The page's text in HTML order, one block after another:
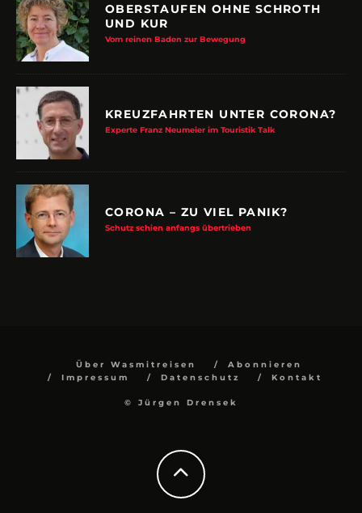
OBERSTAUFEN OHNE SCHROTH
UND KUR
Vom reinen Baden zur Bewegung
KREUZFAHRTEN UNTER CORONA?
Experte Franz Neumeier im Touristik Talk
CORONA – ZU VIEL PANIK?
Schutz schien anfangs übertrieben
Über Wasmitreisen
Abonnieren
Impressum
Datenschutz Kontakt
© Jürgen Drensek